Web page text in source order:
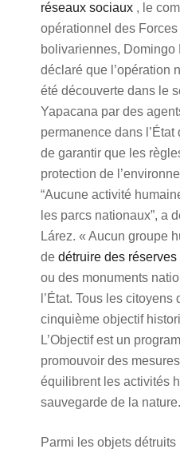
réseaux sociaux, le
opérationnel des
bolivariennes, Domingo
déclaré que l’opération
été découverte dans le
Yapacana par des
permanence dans l’État
de garantir que les
protection de
“Aucune activité
les parcs nationaux”, a
Lárez. « Aucun groupe
de détruire des réserves
ou des monuments
l’État. Tous les
cinquième objectif
L’Objectif est un
promouvoir des
équilibrent les activités
sauvegarde de la nature.
Parmi les objets détruits